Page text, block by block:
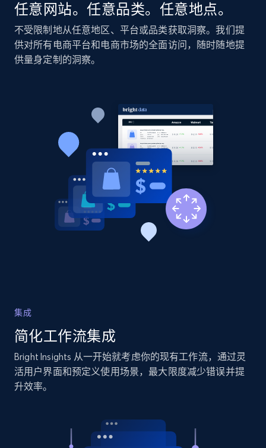
任意网站。任意品类。任意地点。
不受限制地从任意地区、平台或品类获取洞察。我们提
供对所有电商平台和电商市场的全面访问，随时随地提
供量身定制的洞察。
集成
简化工作流集成
Bright Insights 从一开始就考虑你的现有工作流，通过灵
活用户界面和预定义使用场景，最大限度减少错误并提
升效率。